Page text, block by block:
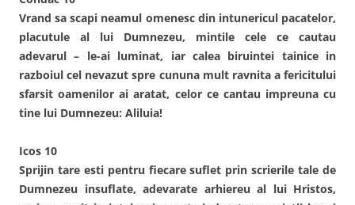
Vrand sa scapi neamul omenesc din intunericul pacatelor,
placutule al lui Dumnezeu, mintile cele ce cautau
adevarul – le-ai luminat, iar calea biruintei tainice in
razboiul cel nevazut spre cununa mult ravnita a fericitului
sfarsit oamenilor ai aratat, celor ce cantau impreuna cu
tine lui Dumnezeu: Aliluia!
Icos 10
Sprijin tare esti pentru fiecare suflet prin scrierile tale de
Dumnezeu insuflate, adevarate arhiereu al lui Hristos,